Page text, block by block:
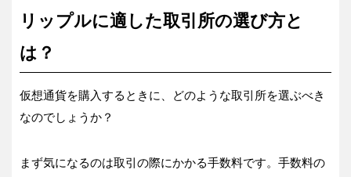
リップルに適した取引所の選び方と
は？
仮想通貨を購入するときに、どのような取引所を選ぶべき
なのでしょうか？
まず気になるのは取引の際にかかる手数料です。手数料の